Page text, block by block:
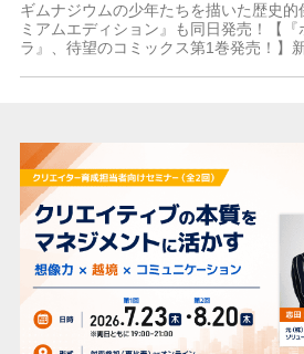
ギムナジウムの少年たちを描いた歴史
ミアムエディション』も同日発売！【
ラ』、待望のコミックス第1巻発売！】